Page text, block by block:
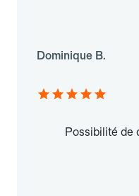
Dominique B.
Possibilité de